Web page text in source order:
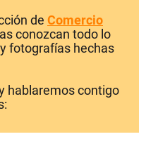
de Comercio
conozcan todo lo
fotografías hechas
hablaremos contigo